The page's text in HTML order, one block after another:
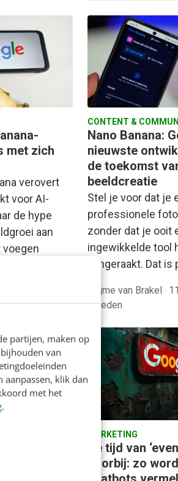
partijen, maken op
van
klik dan
met het
.
met zich
verovert
voor AI-
de hype
aan
CONTENT &
Nano Banana:
nieuwste
de toekomst
beeldcreatie
Stel je voor dat je
professionele
zonder dat je ooit
ingewikkelde tool
aangeraakt. Dat
Thijme van Brakel ·
geleden
MARKETING
De tijd van
voorbij: zo